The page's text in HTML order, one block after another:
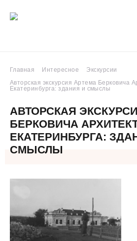
Главная Интересное
Экскурсии
Авторская экскурсия Артема Берковича
Екатеринбурга: здания и смыслы
АВТОРСКАЯ
БЕРКОВИЧА
ЕКАТЕРИНБУРГА:
СМЫСЛЫ